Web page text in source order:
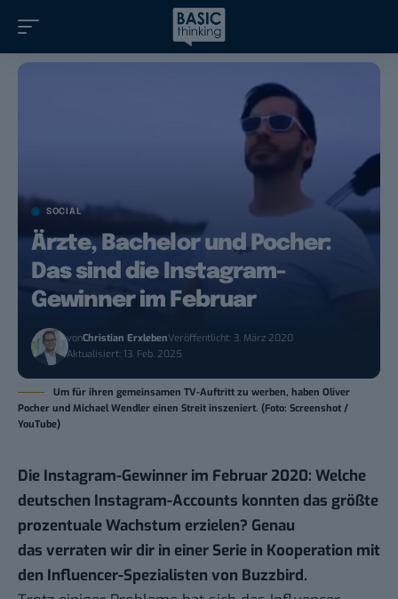
SOCIAL
Ärzte, Bachelor und Pocher:
Das sind die Instagram-
Gewinner im Februar
vonChristian ErxlebenVeröffentlicht: 3. März 2020
Aktualisiert: 13. Feb. 2025
Um für ihren gemeinsamen TV-Auftritt zu werben, haben Oliver
Pocher und Michael Wendler einen Streit inszeniert. (Foto: Screenshot /
YouTube)
Die Instagram-Gewinner im Februar 2020: Welche
deutschen Instagram-Accounts konnten das größte
prozentuale Wachstum erzielen? Genau
das verraten wir dir in einer Serie in Kooperation mit
den Influencer-Spezialisten von Buzzbird.